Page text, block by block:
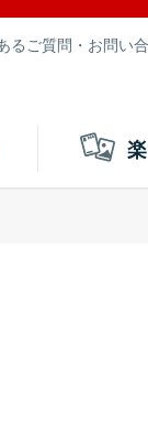
るご質問・お問い